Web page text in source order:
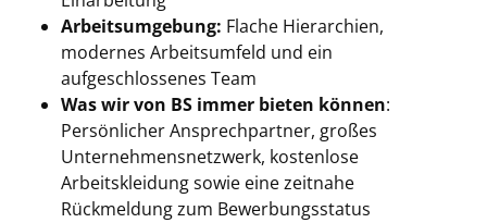
Arbeitsumgebung: Flache Hierarchien,
modernes Arbeitsumfeld und ein
aufgeschlossenes Team
Was wir von BS immer bieten können:
Persönlicher Ansprechpartner, großes
Unternehmensnetzwerk, kostenlose
Arbeitskleidung sowie eine zeitnahe
Rückmeldung zum Bewerbungsstatus